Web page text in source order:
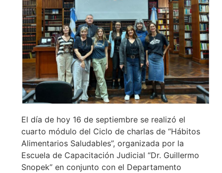
El día de hoy 16 de septiembre se realizó el
cuarto módulo del Ciclo de charlas de “Hábitos
Alimentarios Saludables”, organizada por la
Escuela de Capacitación Judicial “Dr. Guillermo
Snopek” en conjunto con el Departamento